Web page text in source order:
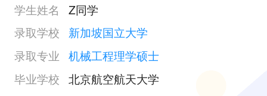
学生姓名
Z同学
录取学校
新加坡国立大学
录取专业 机械工程理学硕士
毕业学校 北京航空航天大学